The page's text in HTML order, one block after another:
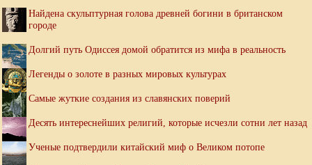
Найдена скульптурная голова древней богини в британском
городе
Долгий путь Одиссея домой обратится из мифа в реальность
Легенды о золоте в разных мировых культурах
Самые жуткие создания из славянских поверий
Десять интереснейших религий, которые исчезли сотни лет назад
Ученые подтвердили китайский миф о Великом потопе